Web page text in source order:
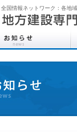
全国情報ネットワーク：各地